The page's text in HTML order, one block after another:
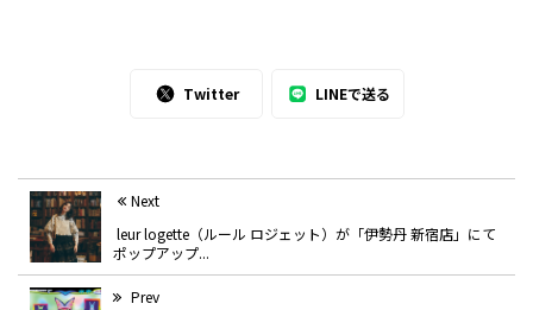
Twitter LINEで送る
Next
leur logette（ルール ロジェット）が「伊勢丹 新宿店」にて
ポップアップ...
Prev